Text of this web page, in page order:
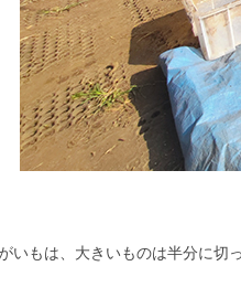
いもは、大きいものは半分に切